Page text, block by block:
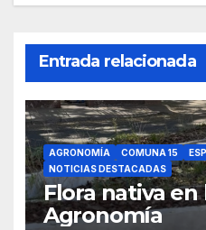
Entrada relacionada
AGRONOMÍA COMUNA 15
NOTICIAS DESTACADAS
Flora nativa
Agronomía